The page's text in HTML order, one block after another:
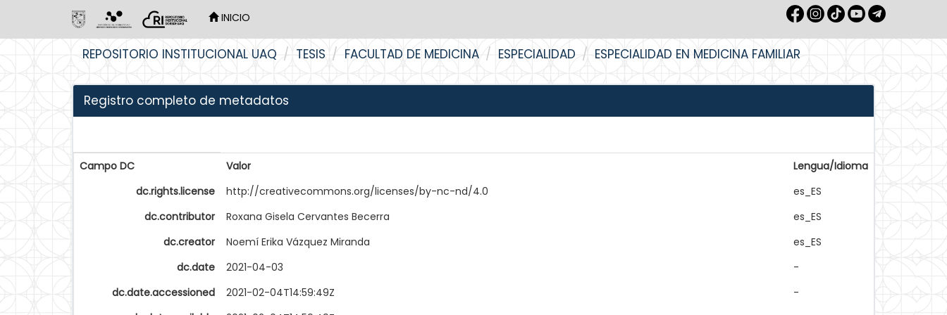
INICIO
REPOSITORIO INSTITUCIONAL UAQ TESIS FACULTAD DE MEDICINA ESPECIALIDAD ESPECIALIDAD EN MEDICINA FAMILIAR
Registro completo de metadatos
Campo DC Valor
Lengua/Idioma
dc.rights.license
http://creativecommons.org/licenses/by-nc-nd/4.0
es_ES
dc.contributor
Roxana Gisela Cervantes Becerra
es_ES
dc.creator
Noemí Erika Vázquez Miranda
es_ES
dc.date
2021-04-03
-
dc.date.accessioned
2021-02-04T14:59:49Z
-